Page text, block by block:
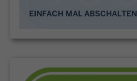
EINFACH MAL ABSCHALTEN